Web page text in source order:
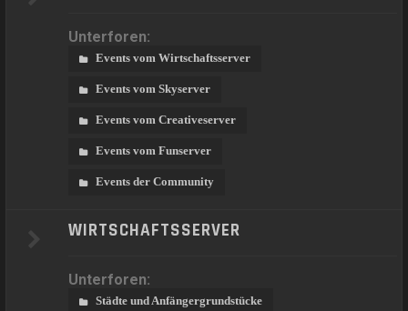
Unterforen:
Events vom Wirtschaftsserver
Events vom Skyserver
Events vom Creativeserver
Events vom Funserver
Events der Community
WIRTSCHAFTSSERVER
Unterforen:
Städte und Anfängergrundstücke